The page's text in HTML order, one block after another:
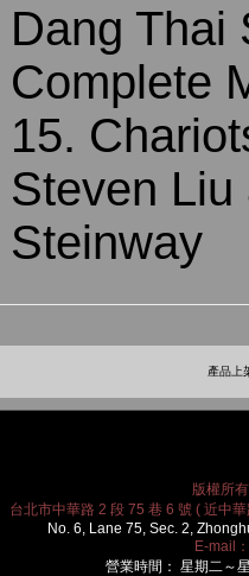
Dang Thai
Complete
15.
Steven Liu
Steinway
產品上
版權所
台北市中華路 2 段 75 巷 6 號 ( 近中
No. 6, Lane 75, Sec. 2,
E-mail：
營業時間： 星期二～